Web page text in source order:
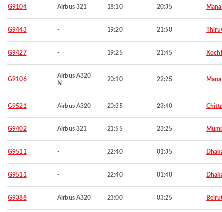
G9104 Airbus 321 18:10 20:35
G9443 - 19:20 21:50
G9427 - 19:25 21:45 Kochi
G9106
Airbus A320
N
20:10 22:25
G9521 Airbus A320 20:35 23:40
G9402 Airbus 321 21:55 23:25
G9511 - 22:40 01:35
G9511 - 22:40 01:40
G9388 Airbus A320 23:00 03:25 Beirut